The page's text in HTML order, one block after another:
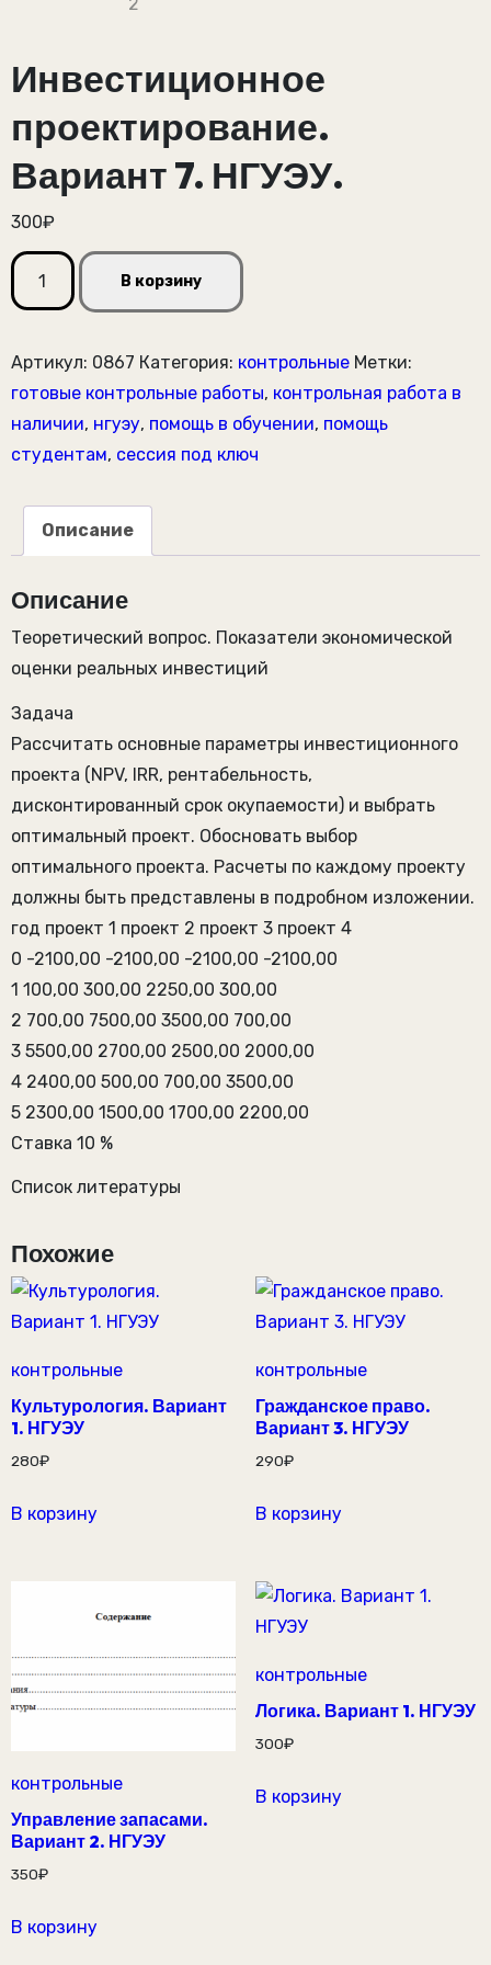
Инвестиционное
проектирование.
Вариант 7. НГУЭУ.
300₽
Количество
товара
проектирование.
Вариант
7.
НГУЭУ.
В корзину
Артикул: 0867 Категория: контрольные Метки:
готовые контрольные работы, контрольная работа в
наличии, нгуэу, помощь в обучении, помощь
студентам, сессия под ключ
Описание
Описание
Теоретический вопрос. Показатели экономической
оценки реальных инвестиций
Задача
Рассчитать основные параметры инвестиционного
проекта (NPV, IRR, рентабельность,
дисконтированный срок окупаемости) и выбрать
оптимальный проект. Обосновать выбор
оптимального проекта. Расчеты по каждому проекту
должны быть представлены в подробном изложении.
год проект 1 проект 2 проект 3 проект 4
0 -2100,00 -2100,00 -2100,00 -2100,00
1 100,00 300,00 2250,00 300,00
2 700,00 7500,00 3500,00 700,00
3 5500,00 2700,00 2500,00 2000,00
4 2400,00 500,00 700,00 3500,00
5 2300,00 1500,00 1700,00 2200,00
Ставка 10 %
Список литературы
Похожие
контрольные
Культурология. Вариант
1. НГУЭУ
280₽
В корзину
контрольные
Гражданское право.
Вариант 3. НГУЭУ
290₽
В корзину
контрольные
Управление запасами.
Вариант 2. НГУЭУ
350₽
В корзину
контрольные
Логика. Вариант 1. НГУЭУ
300₽
В корзину